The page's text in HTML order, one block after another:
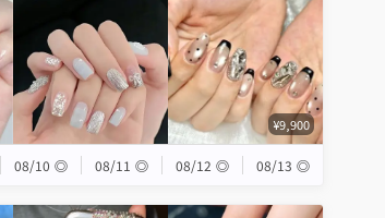
¥9,900
08/10 ◎ 08/11 ◎ 08/12 ◎ 08/13 ◎